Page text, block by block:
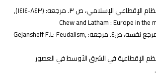
الإقطاعي الإسلامي، ص ٣. مرجعه:
(٨٤٣-١٤١٤),
نفسه، ص٤. مرجعه:
Gejansheff F.L: Feudalism,
الإقطاعية في الشرق الأوسط في العصور